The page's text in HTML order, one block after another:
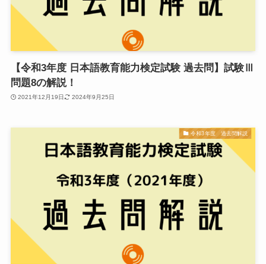
【令和3年度 日本語教育能力検定試験 過去問】試験Ⅲ
問題8の解説！
2021年12月19日 2024年9月25日
令和3年度 過去問解説